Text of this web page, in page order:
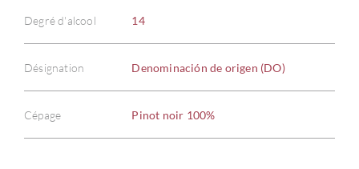
Degré d'alcool 14
Désignation Denominación de origen (DO)
Cépage Pinot noir 100%